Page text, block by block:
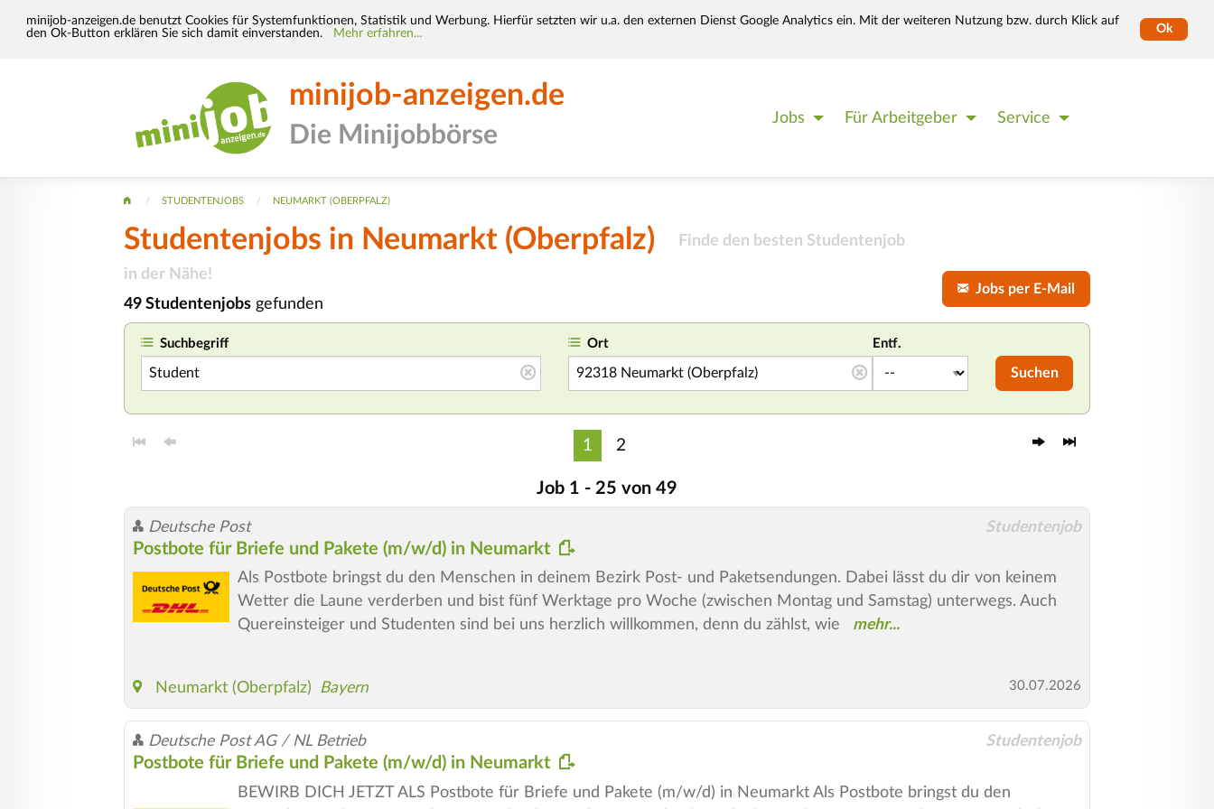
minijob-anzeigen.de benutzt Cookies für Systemfunktionen, Statistik und Werbung. Hierfür setzten wir u.a. den externen Dienst Google Analytics ein. Mit der weiteren Nutzung bzw. durch Klick auf
den Ok-Button erklären Sie sich damit einverstanden.
Mehr erfahren... Ok
minijob-anzeigen.de
Die Minijobbörse
Jobs Für Arbeitgeber Service
STUDENTENJOBS NEUMARKT (OBERPFALZ)
Studentenjobs in Neumarkt (Oberpfalz) Finde den besten Studentenjob
in der Nähe!
49 Studentenjobs gefunden
Jobs per E-Mail
Suchbegriff Ort Entf.
Suchen
1 2
Job 1 - 25 von 49
Deutsche Post Studentenjob
Postbote für Briefe und Pakete (m/w/d) in Neumarkt
Als Postbote bringst du den Menschen in deinem Bezirk Post- und Paketsendungen. Dabei lässt du dir von keinem
Wetter die Laune verderben und bist fünf Werktage pro Woche (zwischen Montag und Samstag) unterwegs. Auch
Quereinsteiger und Studenten sind bei uns herzlich willkommen, denn du zählst, wie
Neumarkt (Oberpfalz) Bayern 30.07.2026
Deutsche Post AG / NL Betrieb Studentenjob
Postbote für Briefe und Pakete (m/w/d) in Neumarkt
BEWIRB DICH JETZT ALS Postbote für Briefe und Pakete (m/w/d) in Neumarkt Als Postbote bringst du den